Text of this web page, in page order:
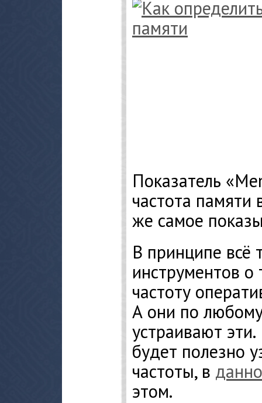
Показатель
частота памяти
же самое
В принципе всё
инструментов о
частоту
А они по
устраивают
будет полезно
частоты, в
этом.